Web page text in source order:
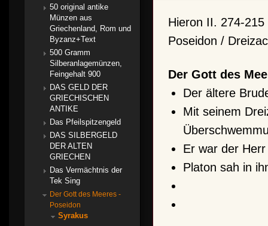
Hieron II. 274-
Poseidon /
Der Gott des
Der ältere
Mit seinem
Er war der
Platon sah in
50 original antike
Münzen aus
Griechenland, Rom und
Byzanz+Text
500 Gramm
Silberanlagemünzen,
Feingehalt 900
DAS GELD DER
GRIECHISCHEN
ANTIKE
Das Pfeilspitzengeld
DAS SILBERGELD
DER ALTEN
GRIECHEN
Das Vermächtnis der
Tek Sing
Der Gott des Meeres -
Poseidon
Syrakus